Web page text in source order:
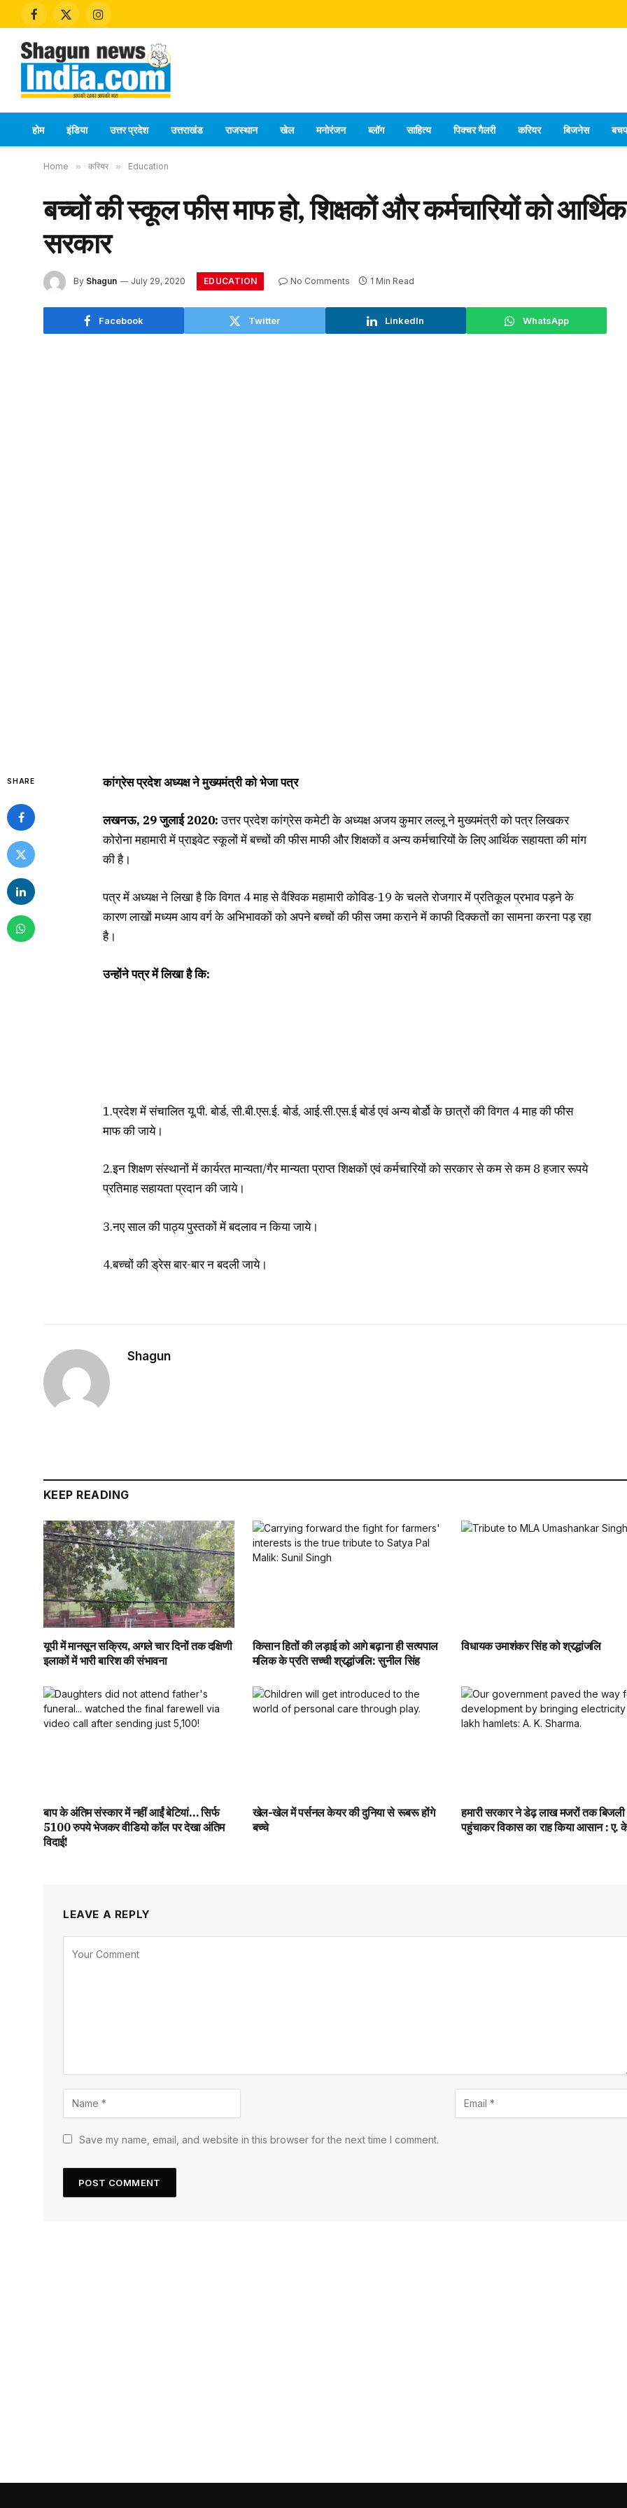
Facebook
X
Instagram
होम इंडिया उत्तर प्रदेश उत्तराखंड राजस्थान खेल मनोरंजन ब्लॉग साहित्य पिक्चर गैलरी करियर बिजनेस
Home » करियर » Education
बच्चों की स्कूल फीस माफ हो, शिक्षकों और कर्मचारियों को
सरकार
By Shagun July 29, 2020 EDUCATION No Comments 1 Min Read
Facebook Twitter LinkedIn WhatsApp
SHARE कांग्रेस प्रदेश अध्यक्ष ने मुख्यमंत्री को भेजा पत्र
लखनऊ, 29 जुलाई 2020:उत्तर प्रदेश कांग्रेस कमेटी के अध्यक्ष अजय कुमार लल्लू ने मुख्यमंत्री को पत्र लिखकर
कोरोना महामारी में प्राइवेट स्कूलों में बच्चों की फीस माफी और शिक्षकों व अन्य कर्मचारियों के लिए आर्थिक सहायता की मांग
की है।
पत्र में अध्यक्ष ने लिखा है कि विगत 4 माह से वैश्विक महामारी कोविड-19 के चलते रोजगार में प्रतिकूल प्रभाव पड़ने के
कारण लाखों मध्यम आय वर्ग के अभिभावकों को अपने बच्चों की फीस जमा कराने में काफी दिक्कतों का सामना करना पड़ रहा
है।
उन्होंने पत्र में लिखा है कि:
1.प्रदेश में संचालित यू.पी. बोर्ड, सी.बी.एस.ई. बोर्ड, आई.सी.एस.ई बोर्ड एवं अन्य बोर्डो के छात्रों की विगत 4 माह की फीस
माफ की जाये।
2.इन शिक्षण संस्थानों में कार्यरत मान्यता/गैर मान्यता प्राप्त शिक्षकों एवं कर्मचारियों को सरकार से कम से कम 8 हजार रूपये
प्रतिमाह सहायता प्रदान की जाये।
3.नए साल की पाठ्य पुस्तकों में बदलाव न किया जाये।
4.बच्चों की ड्रेस बार-बार न बदली जाये।
Shagun
KEEP READING
यूपी में मानसून सक्रिय, अगले चार दिनों तक दक्षिणी
इलाकों में भारी बारिश की संभावना
किसान हितों की लड़ाई को आगे बढ़ाना ही सत्यपाल
मलिक के प्रति सच्ची श्रद्धांजलि: सुनील सिंह
विधायक उमाशंकर सिंह को श्रद्धांजलि
बाप के अंतिम संस्कार में नहीं आईं बेटियां… सिर्फ
5100 रुपये भेजकर वीडियो कॉल पर देखा अंतिम
विदाई!
खेल-खेल में पर्सनल केयर की दुनिया से रूबरू होंगे
बच्चे
हमारी सरकार ने डेढ़ लाख मजरों तक बिजली
पहुंचाकर विकास का राह किया आसान : ए.
LEAVE A REPLY
Save my name, email, and website in this browser for the next time I comment.